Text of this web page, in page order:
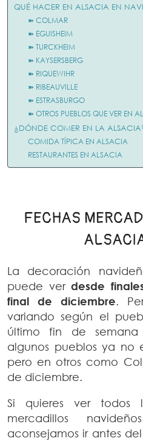
QUÉ HACER EN ALSACIA EN
➽ COLMAR
➽ EGUISHEIM
➽ TURCKHEIM
➽ KAYSERSBERG
➽ RIQUEWIHR
➽ RIBEAUVILLE
➽ ESTRASBURGO
➽ OTROS PUEBLOS QUE VER EN
¿DÓNDE COMER EN LA
COMIDA TÍPICA EN ALSACIA
RESTAURANTES EN ALSACIA
FECHAS
La decoración
puede verdesde
final de diciembre.
variando según el
último fin de
algunos pueblos ya no
pero en otros como
de diciembre.
Si quieres ver todos
mercadillos
aconsejamos ir antes